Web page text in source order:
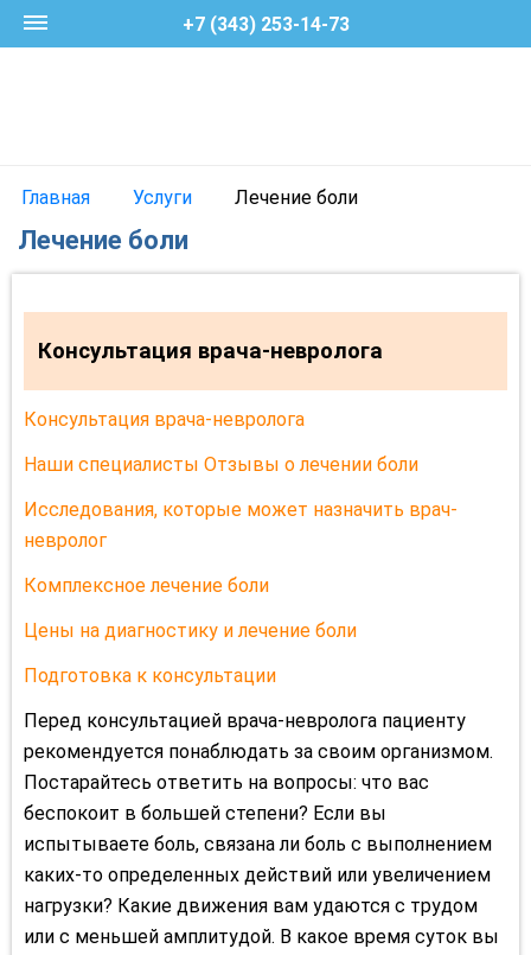
+7 (343) 253-14-73
Главная Услуги Лечение боли
Лечение боли
Консультация врача-невролога
Консультация врача-невролога
Наши специалисты Отзывы о лечении боли
Исследования, которые может назначить врач-
невролог
Комплексное лечение боли
Цены на диагностику и лечение боли
Подготовка к консультации
Перед консультацией врача-невролога пациенту
рекомендуется понаблюдать за своим организмом.
Постарайтесь ответить на вопросы: что вас
беспокоит в большей степени? Если вы
испытываете боль, связана ли боль с выполнением
каких-то определенных действий или увеличением
нагрузки? Какие движения вам удаются с трудом
или с меньшей амплитудой. В какое время суток вы